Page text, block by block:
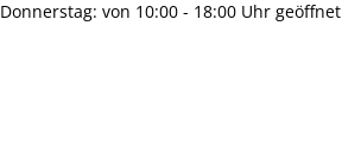
Donnerstag: von 10:00 - 18:00 Uhr geöffnet